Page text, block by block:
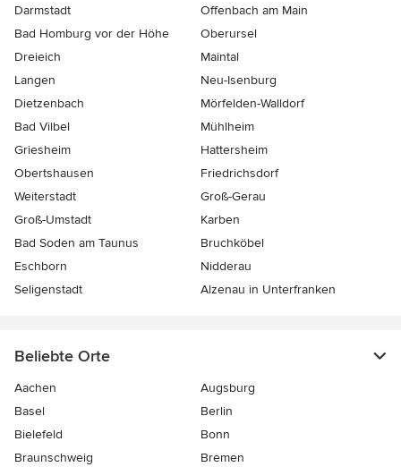
Darmstadt
Offenbach am Main
Bad Homburg vor der Höhe
Oberursel
Dreieich
Maintal
Langen
Neu-Isenburg
Dietzenbach
Mörfelden-Walldorf
Bad Vilbel
Mühlheim
Griesheim
Hattersheim
Obertshausen
Friedrichsdorf
Weiterstadt
Groß-Gerau
Groß-Umstadt
Karben
Bad Soden am Taunus
Bruchköbel
Eschborn
Nidderau
Seligenstadt
Alzenau in Unterfranken
Beliebte Orte
Aachen
Augsburg
Basel
Berlin
Bielefeld
Bonn
Braunschweig
Bremen